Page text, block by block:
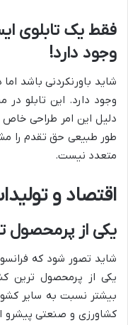
فقط یک تابلوی
وجود دارد!
شاید باورنکردنی باشد
وجود دارد. این تابلو
دلیل این امر طراحی
طور طبیعی حق تقدم را
متعدد نیست.
اقتصاد و
یکی از پرمحصول
شاید تصور شود که
یکی از پرمحصول ترین
بیشتر نسبت به سایر
کشاورزی و صنعتی پیشرو